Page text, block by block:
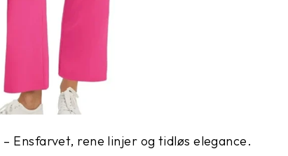
– Ensfarvet, rene linjer og tidløs elegance.